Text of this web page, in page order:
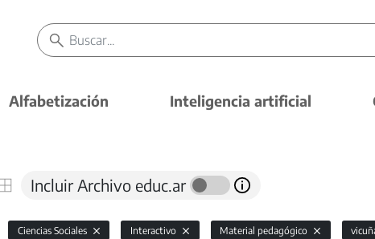
Alfabetización Inteligencia artificial
Incluir Archivo educ.ar
Ciencias Sociales Interactivo Material pedagógico